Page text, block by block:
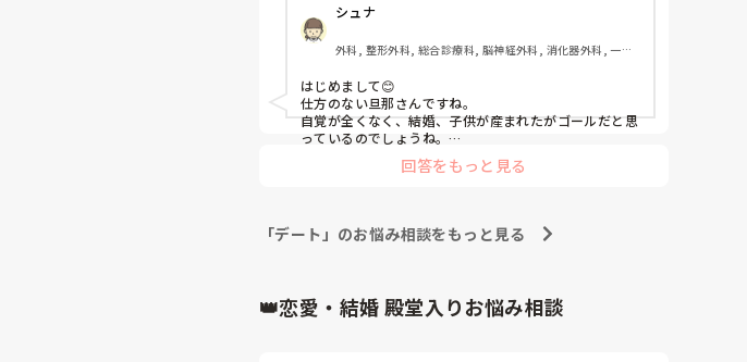
隠すだけならよかったのですが、相手の人にデート行
こうと誘っていたり、一人暮らししたらお家お邪魔さ
せてといっていたり…これは浮気ですよね？
しかもお店に行ってる日は先輩や後輩と飲みに行くと
言われていた日でした。わざわざ嘘をついてまで行く
って子供生まれたばっかりでなにしてんの？って気持
ちです。勝手に裏切られたと感じてしまって、結婚式
も挙げたくない、なんなら一緒に生活したくないから
家を出ようか悩んでしまいます。
シュナ
外科, 整形外科, 総合診療科, 脳神経外科, 消化器外科, 一般
はじめまして😊
仕方のない旦那さんですね。
自覚が全くなく、結婚、子供が産まれたがゴールだと思
っているのでしょうね。
相手はキャバクラの人で仕事でお付き合いしてるので、
それはそれで割り切った関係のつもりでしょうが、バレ
はっきり、ちょっと見たけど!!から言って旦那さんの誠
意をみてはいかがてしようか？
す！
回答をもっと見る
「デート」のお悩み相談をもっと見る
👑恋愛・結婚 殿堂入りお悩み相談